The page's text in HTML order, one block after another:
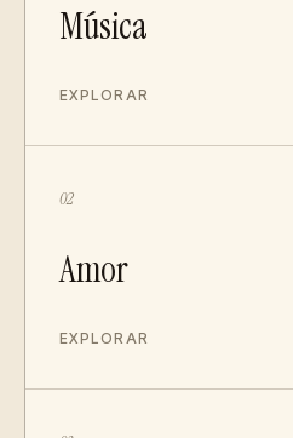
Música
EXPLORAR
02
Amor
EXPLORAR